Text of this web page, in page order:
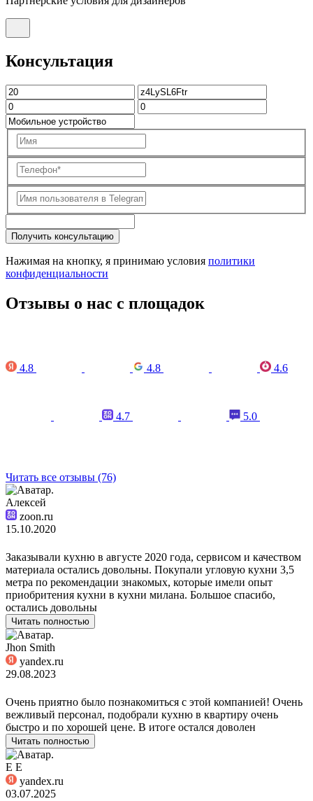
Консультация
Получить консультацию
Нажимая на кнопку, я принимаю условия политики
конфиденциальности
Отзывы о нас с площадок
4.8 4.8 4.6
4.7 5.0
Читать все отзывы (76)
Алексей
zoon.ru
15.10.2020
Заказывали кухню в августе 2020 года, сервисом и качеством
материала остались довольны. Покупали угловую кухни 3,5
метра по рекомендации знакомых, которые имели опыт
приобритения кухни в кухни милана. Большое спасибо,
остались довольны
Читать полностью
Jhon Smith
yandex.ru
29.08.2023
Очень приятно было познакомиться с этой компанией! Очень
вежливый персонал, подобрали кухню в квартиру очень
быстро и по хорошей цене. В итоге остался доволен
Читать полностью
Е Е
yandex.ru
03.07.2025